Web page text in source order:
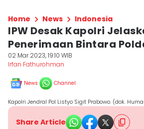
Home News Indonesia
IPW Desak Kapolri
Penerimaan Bintara
02 Mar 2023, 19:10 WIB
Irfan Fathurohman
News Channel
Kapolri Jendral Pol Listyo Sigit Prabowo. (dok.
Share Article